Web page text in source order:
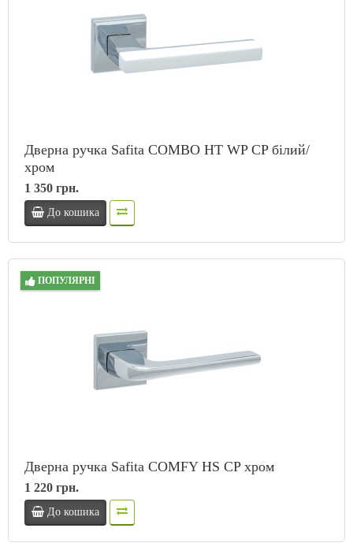
Дверна ручка Safita COMBO HT WP CP білий/
хром
1 350 грн.
До кошика
ПОПУЛЯРНІ
Дверна ручка Safita COMFY HS CP хром
1 220 грн.
До кошика